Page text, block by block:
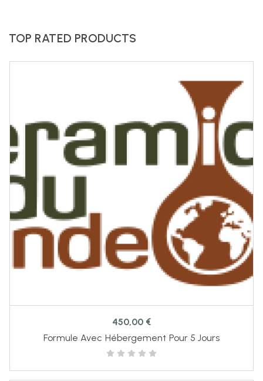
TOP RATED PRODUCTS
450,00 €
Formule Avec Hébergement Pour 5 Jours